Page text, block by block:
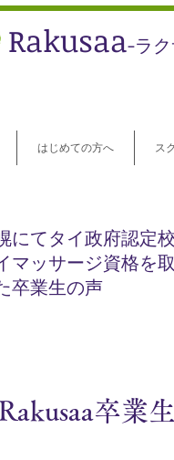
​Rakusaa-ラ
はじめての方へ ス
にてタイ政府認定
マッサージ​資格を
卒業生の声
​Rakusaa卒業